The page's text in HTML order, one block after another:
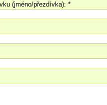
(jméno/přezdívka): *